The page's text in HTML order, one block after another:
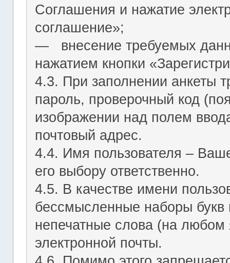
Соглашения и нажатие
соглашение»;
― внесение требуемых
нажатием кнопки
4.3. При заполнении анкеты
пароль, проверочный код
изображении над полем
почтовый адрес.
4.4. Имя пользователя –
его выбору ответственно.
4.5. В качестве имени
бессмысленные наборы
непечатные слова (на любом
электронной почты.